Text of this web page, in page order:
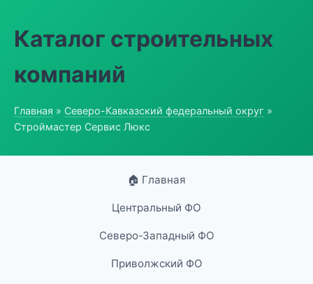
Каталог строительных
компаний
Главная » Северо-Кавказский федеральный округ »
Строймастер Сервис Люкс
🏠 Главная
Центральный ФО
Северо-Западный ФО
Приволжский ФО